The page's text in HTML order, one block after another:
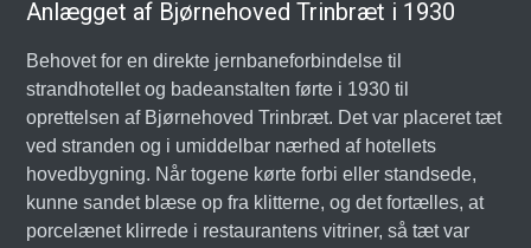
Anlægget af Bjørnehoved Trinbræt i 1930
Behovet for en direkte jernbaneforbindelse til
strandhotellet og badeanstalten førte i 1930 til
oprettelsen af Bjørnehoved Trinbræt. Det var placeret tæt
ved stranden og i umiddelbar nærhed af hotellets
hovedbygning. Når togene kørte forbi eller standsede,
kunne sandet blæse op fra klitterne, og det fortælles, at
porcelænet klirrede i restaurantens vitriner, så tæt var